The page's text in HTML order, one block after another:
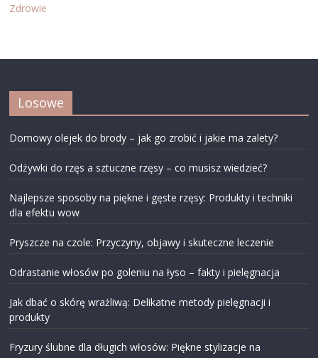
Zdrowie
Losowe
Domowy olejek do brody – jak go zrobić i jakie ma zalety?
Odżywki do rzęs a sztuczne rzęsy – co musisz wiedzieć?
Najlepsze sposoby na piękne i gęste rzęsy: Produkty i techniki
dla efektu wow
Pryszcze na czole: Przyczyny, objawy i skuteczne leczenie
Odrastanie włosów po goleniu na łyso – fakty i pielęgnacja
Jak dbać o skórę wrażliwą: Delikatne metody pielęgnacji i
produkty
Fryzury ślubne dla długich włosów: Piękne stylizacje na